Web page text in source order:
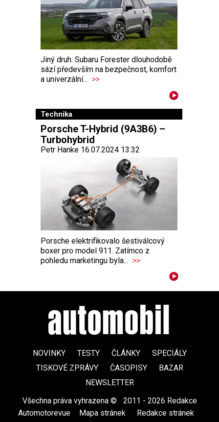
Jiný druh. Subaru Forester dlouhodobě
sází především na bezpečnost, komfort
a univerzální... >>
Technika
Porsche T-Hybrid (9A3B6) –
Turbohybrid
Petr Hanke 16.07.2024 13:32
Porsche elektrifikovalo šestiválcový
boxer pro model 911. Zatímco z
pohledu marketingu byla... >>
NOVINKY TESTY ČLÁNKY
SPECIÁLY
TISKOVÉ ZPRÁVY
ČASOPISY
BAZAR
NEWSLETTER
Všechna práva vyhrazena ©
2011 - 2026 Redakce
Automotorevue
Mapa stránek Redakce stránek